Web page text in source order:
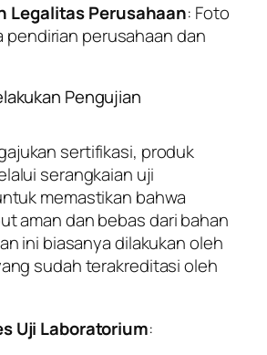
Legalitas Perusahaan: Foto
pendirian perusahaan dan
Pengujian
sertifikasi, produk
serangkaian uji
memastikan bahwa
aman dan bebas dari bahan
ini biasanya dilakukan oleh
sudah terakreditasi oleh
Uji Laboratorium: